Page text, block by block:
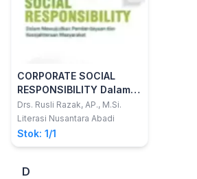
CORPORATE SOCIAL
RESPONSIBILITY Dalam
Mewujudkan
Pemberdayaan dan
Kesejahteraan
Masyarakat
Drs. Rusli Razak, AP., M.Si.
Literasi Nusantara Abadi
Stok: 1/1
D